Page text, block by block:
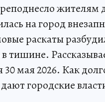
на город
раскаты
тишине.
мая 2026. Как
городские